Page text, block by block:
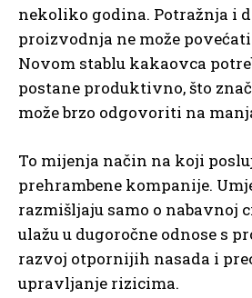
nekoliko godina. Potražnja i
proizvodnja ne može
Novom stablu kakaovca
postane produktivno, što
može brzo odgovoriti na
To mijenja način na koji
prehrambene kompanije.
razmišljaju samo o nabavnoj
ulažu u dugoročne odnose s
razvoj otpornijih nasada i
upravljanje rizicima.